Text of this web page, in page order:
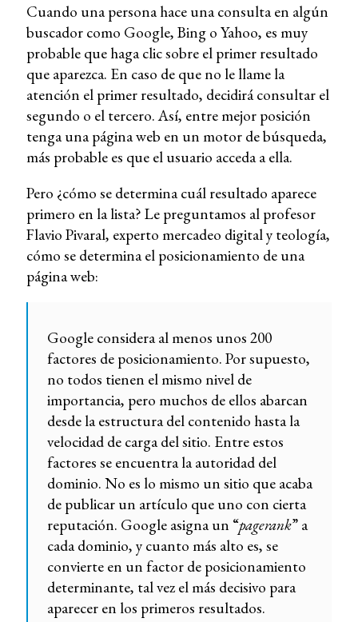
Cuando una persona hace una consulta en algún
buscador como Google, Bing o Yahoo, es muy
probable que haga clic sobre el primer resultado
que aparezca. En caso de que no le llame la
atención el primer resultado, decidirá consultar el
segundo o el tercero. Así, entre mejor posición
tenga una página web en un motor de búsqueda,
más probable es que el usuario acceda a ella.
Pero ¿cómo se determina cuál resultado aparece
primero en la lista? Le preguntamos al profesor
Flavio Pivaral, experto mercadeo digital y teología,
cómo se determina el posicionamiento de una
página web:
Google considera al menos unos 200
factores de posicionamiento. Por supuesto,
no todos tienen el mismo nivel de
importancia, pero muchos de ellos abarcan
desde la estructura del contenido hasta la
velocidad de carga del sitio. Entre estos
factores se encuentra la autoridad del
dominio. No es lo mismo un sitio que acaba
de publicar un artículo que uno con cierta
reputación. Google asigna un “pagerank” a
cada dominio, y cuanto más alto es, se
convierte en un factor de posicionamiento
determinante, tal vez el más decisivo para
aparecer en los primeros resultados.